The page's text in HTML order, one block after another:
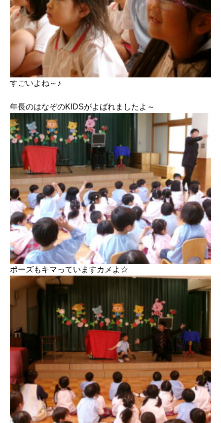
すごいよね～♪
年長のはなぞのKIDSがよばれましたよ～
ポーズもキマっていますカメよ☆